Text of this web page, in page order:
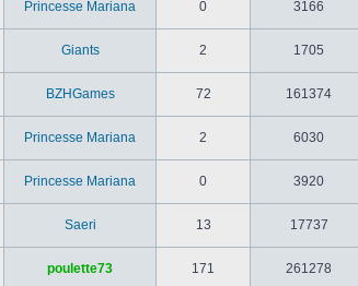
Princesse Mariana 0 3166
Giants 2 1705
BZHGames 72 161374
Princesse Mariana 2 6030
Princesse Mariana 0 3920
Saeri 13 17737
poulette73 171 261278